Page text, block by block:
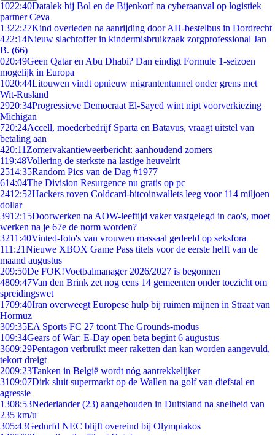
1022:40Datalek bij Bol en de Bijenkorf na cyberaanval op logistiek
partner Ceva
1322:27Kind overleden na aanrijding door AH-bestelbus in Dordrecht
422:14Nieuw slachtoffer in kindermisbruikzaak zorgprofessional Jan
B. (66)
020:49Geen Qatar en Abu Dhabi? Dan eindigt Formule 1-seizoen
mogelijk in Europa
1020:44Litouwen vindt opnieuw migrantentunnel onder grens met
Wit-Rusland
2920:34Progressieve Democraat El-Sayed wint nipt voorverkiezing
Michigan
720:24Accell, moederbedrijf Sparta en Batavus, vraagt uitstel van
betaling aan
420:11 Zomervakantieweerbericht: aanhoudend zomers
119:48Vollering de sterkste na lastige heuvelrit
2514:35Random Pics van de Dag #1977
614:04The Division Resurgence nu gratis op pc
2412:52Hackers roven Coldcard-bitcoinwallets leeg voor 114 miljoen
dollar
3912:15Doorwerken na AOW-leeftijd vaker vastgelegd in cao's, moet
werken na je 67e de norm worden?
3211:40Vinted-foto's van vrouwen massaal gedeeld op seksfora
111:21Nieuwe XBOX Game Pass titels voor de eerste helft van de
maand augustus
209:50De FOK!Voetbalmanager 2026/2027 is begonnen
4809:47Van den Brink zet nog eens 14 gemeenten onder toezicht om
spreidingswet
1709:40Iran overweegt Europese hulp bij ruimen mijnen in Straat van
Hormuz
309:35EA Sports FC 27 toont The Grounds-modus
109:34Gears of War: E-Day open beta begint 6 augustus
3609:29Pentagon verbruikt meer raketten dan kan worden aangevuld,
tekort dreigt
2009:23Tanken in België wordt nóg aantrekkelijker
3109:07Dirk sluit supermarkt op de Wallen na golf van diefstal en
agressie
1308:53Nederlander (23) aangehouden in Duitsland na snelheid van
235 km/u
305:43Gedurfd NEC blijft overeind bij Olympiakos